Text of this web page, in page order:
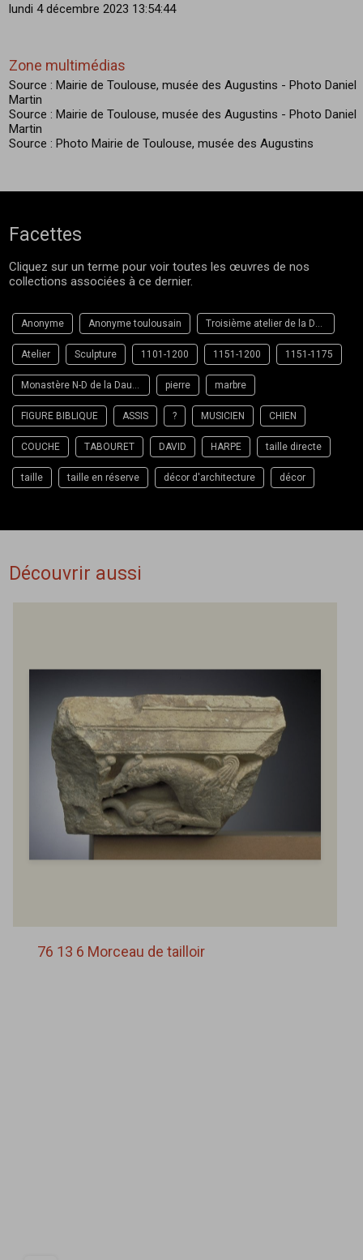
lundi 4 décembre 2023 13:54:44
Zone multimédias
Source : Mairie de Toulouse, musée des Augustins - Photo Daniel
Martin
Source : Mairie de Toulouse, musée des Augustins - Photo Daniel
Martin
Source : Photo Mairie de Toulouse, musée des Augustins
Facettes
Cliquez sur un terme pour voir toutes les œuvres de nos
collections associées à ce dernier.
Anonyme Anonyme toulousain Troisième atelier de la Daurade
Atelier Sculpture 1101-1200 1151-1200 1151-1175
Monastère N-D de la Daurade : salle capitulaire Toulouse pierre marbre
FIGURE BIBLIQUE ASSIS ? MUSICIEN CHIEN
COUCHE TABOURET DAVID HARPE taille directe
taille taille en réserve décor d'architecture décor
Découvrir aussi
76 13 6 Morceau de tailloir